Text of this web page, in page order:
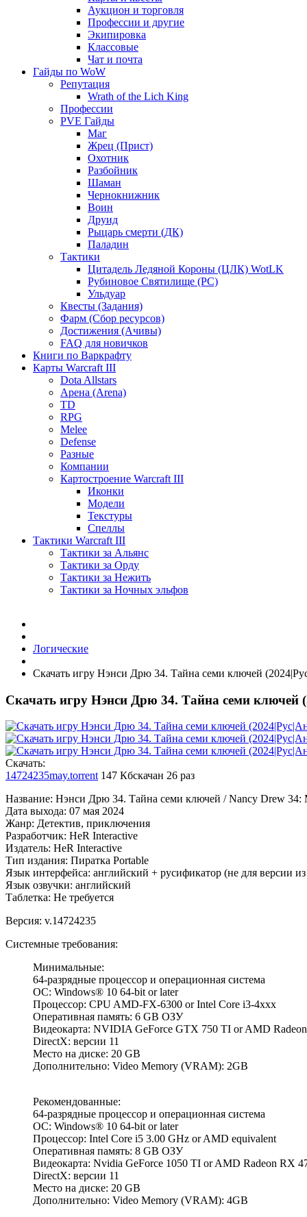
Аукцион и торговля
Профессии и другие
Экипировка
Классовые
Чат и почта
Гайды по WoW
Репутация
Wrath of the Lich King
Профессии
PVE Гайды
Маг
Жрец (Прист)
Охотник
Разбойник
Шаман
Чернокнижник
Воин
Друид
Рыцарь смерти (ДК)
Паладин
Тактики
Цитадель Ледяной Короны (ЦЛК) WotLK
Рубиновое Святилище (РС)
Ульдуар
Квесты (Задания)
Фарм (Сбор ресурсов)
Достижения (Ачивы)
FAQ для новичков
Книги по Варкрафту
Карты Warcraft III
Dota Allstars
Арена (Arena)
TD
RPG
Melee
Defense
Разные
Компании
Картостроение Warcraft III
Иконки
Модели
Текстуры
Спеллы
Тактики Warcraft III
Тактики за Альянс
Тактики за Орду
Тактики за Нежить
Тактики за Ночных эльфов
Логические
Скачать игру Нэнси Дрю 34. Тайна семи ключей
Скачать игру Нэнси Дрю 34. Тайна семи ключей
Cкачать:
14724235may.torrent 147 Кбскачан 26 раз
Название: Нэнси Дрю 34. Тайна семи ключей / Nancy Drew 34:
Дата выхода: 07 мая 2024
Жанр: Детектив, приключения
Разработчик: HeR Interactive
Издатель: HeR Interactive
Тип издания: Пиратка Portable
Язык интерфейса: английский + русификатор (не для версии из
Язык озвучки: английский
Таблетка: Не требуется
Версия: v.14724235
Системные требования:
Минимальные:
64-разрядные процессор и операционная система
ОС: Windows® 10 64-bit or later
Процессор: CPU AMD-FX-6300 or Intel Core i3-4xxx
Оперативная память: 6 GB ОЗУ
Видеокарта: NVIDIA GeForce GTX 750 TI or AMD
DirectX: версии 11
Место на диске: 20 GB
Дополнительно: Video Memory (VRAM): 2GB
Рекомендованные:
64-разрядные процессор и операционная система
ОС: Windows® 10 64-bit or later
Процессор: Intel Core i5 3.00 GHz or AMD equivalent
Оперативная память: 8 GB ОЗУ
Видеокарта: Nvidia GeForce 1050 TI or AMD Radeon RX
DirectX: версии 11
Место на диске: 20 GB
Дополнительно: Video Memory (VRAM): 4GB